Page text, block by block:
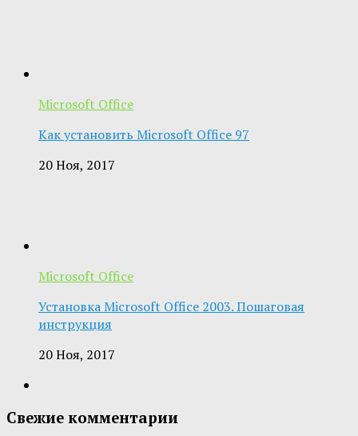
Microsoft Office
Как установить Microsoft Office 97
20 Ноя, 2017
Microsoft Office
Установка Microsoft Office 2003. Пошаговая
инструкция
20 Ноя, 2017
Свежие комментарии